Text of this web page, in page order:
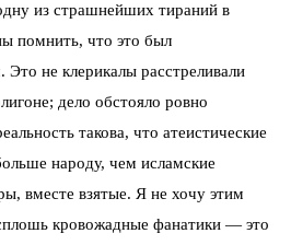
из страшнейших тираний в
помнить, что это был
Это не клерикалы расстреливали
дело обстояло ровно
такова, что атеистические
народу, чем исламские
вместе взятые. Я не хочу этим
кровожадные фанатики — это